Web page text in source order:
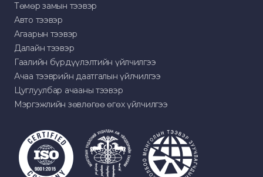
Төмөр замын тээвэр
Авто тээвэр
Агаарын тээвэр
Далайн тээвэр
Гаалийн бүрдүүлэлтийн үйлчилгээ
Ачаа тээврийн даатгалын үйлчилгээ
Цуглуулбар ачааны тээвэр
Мэргэжлийн зөвлөгөө өгөх үйлчилгээ